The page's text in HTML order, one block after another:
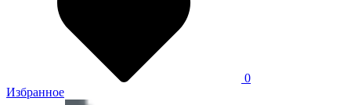
0
Избранное